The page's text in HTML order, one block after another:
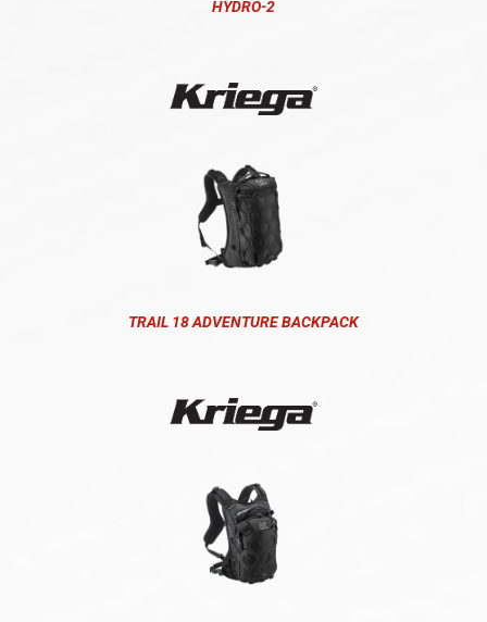
HYDRO-2
TRAIL 18 ADVENTURE BACKPACK